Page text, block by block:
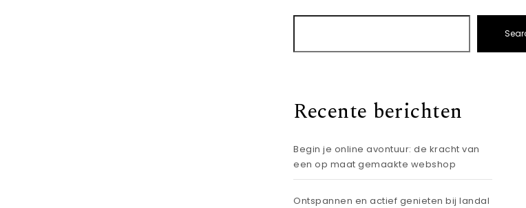
Recente berichten
Begin je online avontuur: de kracht van
een op maat gemaakte webshop
Ontspannen en actief genieten bij landal